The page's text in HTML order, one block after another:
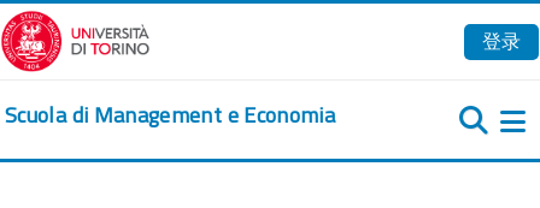
跳到主要内容
登录
Scuola di Management e Economia